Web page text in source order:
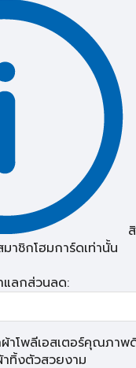
าชิกโฮมการ์ดเท่านั้น
แลกส่วนลด:
าโพลีเอสเตอร์คุณภา
ทิ้งตัวสวยงาม